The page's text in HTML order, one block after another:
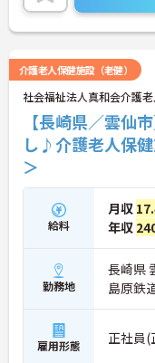
介護老人保健施設（老健）
社会福祉法人真和会介護
【長崎県／雲仙
し♪介護老人保
＞
給料
月収
年収
勤務地
長崎県
島原鉄
雇用形態 正社員(